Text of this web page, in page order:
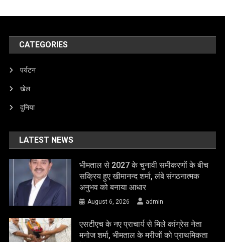
CATEGORIES
पर्यटन
खेल
दुनिया
LATEST NEWS
भीमताल से 2027 के चुनावी समीकरणों के बीच
सक्रिय हुए खीमानन्द शर्मा, लंबे संगठनात्मक
अनुभव को बनाया आधार
August 6, 2026 admin
एसटीएच के नए प्राचार्य से मिले कांग्रेस नेता
मनोज शर्मा, भीमताल के मरीजों को प्राथमिकता